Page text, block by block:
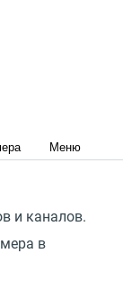
Меню
и каналов.
в